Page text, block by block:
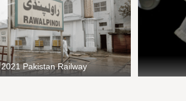
2021 Pakistan Railway